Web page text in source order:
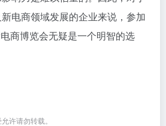
电商领域发展的企业来说，参加
商博览会无疑是一个明智的选
许请勿转载。